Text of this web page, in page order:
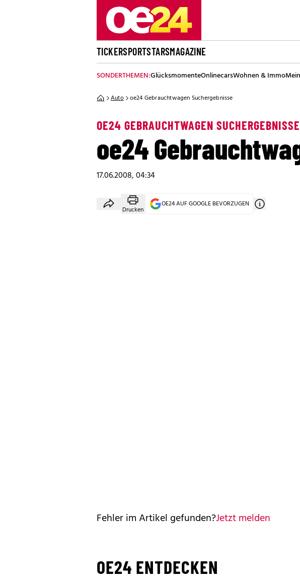
TICKERSPORTSTARSMAGAZINE
SONDERTHEMEN:GlücksmomenteOnlinecarsWohnen & Immo
Auto oe24 Gebrauchtwagen Suchergebnisse
OE24 GEBRAUCHTWAGEN SUCHERGEBNISSE
oe24
17.06.2008, 04:34
Drucken
OE24 AUF GOOGLE BEVORZUGEN
Fehler im Artikel gefunden?Jetzt melden
OE24 ENTDECKEN